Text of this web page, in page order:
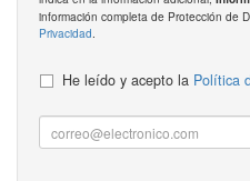
información completa de Protección de
Privacidad.
He leído y acepto la Política